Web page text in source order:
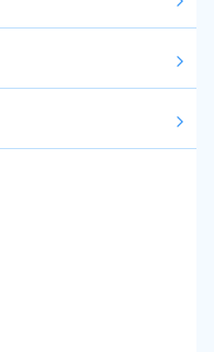
arrow_forward_ios
arrow_forward_ios